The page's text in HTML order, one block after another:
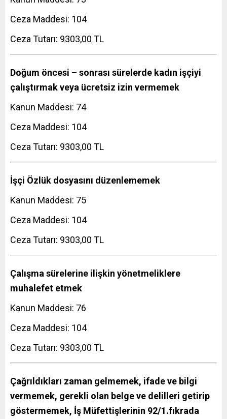
Ceza Maddesi: 104
Ceza Tutarı: 9303,00 TL
Doğum öncesi – sonrası sürelerde kadın işçiyi
çalıştırmak veya ücretsiz izin vermemek
Kanun Maddesi: 74
Ceza Maddesi: 104
Ceza Tutarı: 9303,00 TL
İşçi Özlük dosyasını düzenlememek
Kanun Maddesi: 75
Ceza Maddesi: 104
Ceza Tutarı: 9303,00 TL
Çalışma sürelerine ilişkin yönetmeliklere
muhalefet etmek
Kanun Maddesi: 76
Ceza Maddesi: 104
Ceza Tutarı: 9303,00 TL
Çağrıldıkları zaman gelmemek, ifade ve bilgi
vermemek, gerekli olan belge ve delilleri getirip
göstermemek, İş Müfettişlerinin 92/1.fıkrada